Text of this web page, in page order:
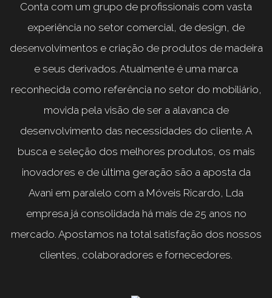
Conta com um grupo de profissionais com vasta
experiência no setor comercial, de design, de
desenvolvimentos e criação de produtos de madeira
e seus derivados. Atualmente é uma marca
reconhecida como referência no setor do mobiliário,
movida pela visão de ser a alavanca de
desenvolvimento das necessidades do cliente. A
busca e seleção dos melhores produtos, os mais
inovadores e de última geração são a aposta da
Avani em paralelo com a Móveis Ricardo, Lda
empresa já consolidada há mais de 25 anos no
mercado. Apostamos na total satisfação dos nossos
clientes, colaboradores e fornecedores.